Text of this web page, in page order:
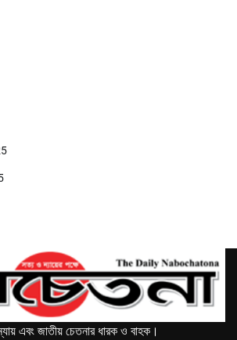
এবং জাতীয় চেতনার ধারক ও বাহক।